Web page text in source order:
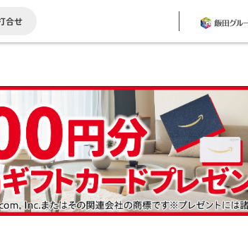
合せ
ユニバーサル
コンセプト
テクノロジー
建築実例